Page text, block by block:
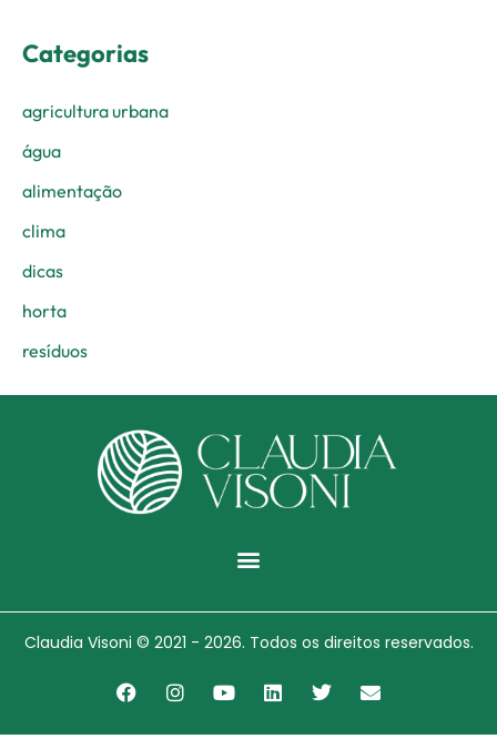
Categorias
agricultura urbana
água
alimentação
clima
dicas
horta
resíduos
Menu
Claudia Visoni © 2021 - 2026. Todos os direitos reservados.
F
a
e
I
n
t
Y
o
t
L
i
k
T
w
t
E
n
e